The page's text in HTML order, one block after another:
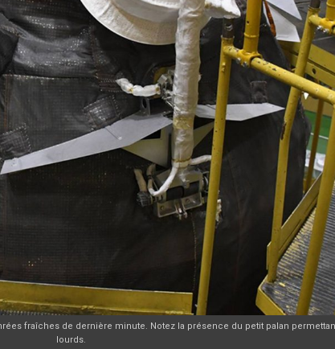
fraîches de dernière minute. Notez la présence du petit palan
lourds.